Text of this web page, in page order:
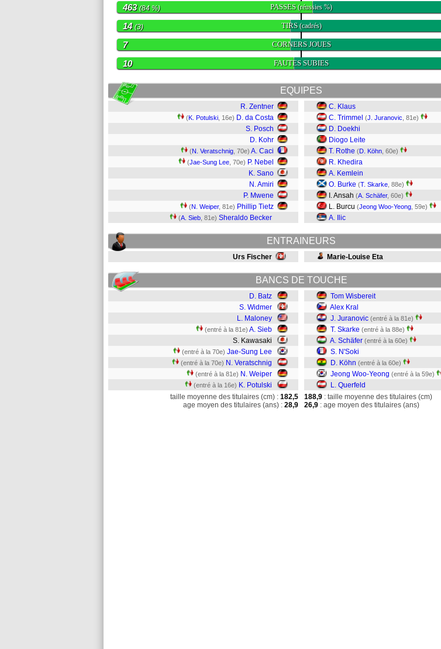
PASSES(réussies %)
463(84 %)
TIRS(cadrés)
14 (3)
CORNERS JOUES
7
FAUTES SUBIES
10
EQUIPES
R. Zentner
(K. Potulski , 16e) D. da Costa
S. Posch
D. Kohr
(N. Veratschnig , 70e) A. Caci
(Jae-Sung Lee , 70e) P. Nebel
K. Sano
N. Amiri
P. Mwene
(N. Weiper, 81e) Phillip Tietz
(A. Sieb , 81e) Sheraldo Becker
C. Klaus
C. Trimmel (J. Juranovic , 81e)
D. Doekhi
Diogo Leite
T. Rothe (D. Köhn , 60e)
R. Khedira
A. Kemlein
O. Burke (T. Skarke , 88e)
I. Ansah (A. Schäfer, 60e)
L. Burcu (Jeong Woo-Yeong , 59e)
A. Ilic
ENTRAINEURS
Urs Fischer Marie-Louise Eta
BANCS DE TOUCHE
D. Batz
S. Widmer
L. Maloney
(entré à la 81e) A. Sieb
S. Kawasaki
(entré à la 70e) Jae-Sung Lee
(entré à la 70e) N. Veratschnig
(entré à la 81e) N. Weiper
(entré à la 16e) K. Potulski
Tom Wisbereit
Alex Kral
J. Juranovic (entré à la 81e)
T. Skarke (entré à la 88e)
A. Schäfer (entré à la 60e)
S. N'Soki
D. Köhn (entré à la 60e)
Jeong Woo-Yeong (entré à la 59e)
L. Querfeld
taille moyenne des titulaires (cm) : 182,5
age moyen des titulaires (ans) : 28,9
188,9 : taille moyenne des titulaires (cm)
26,9 : age moyen des titulaires (ans)